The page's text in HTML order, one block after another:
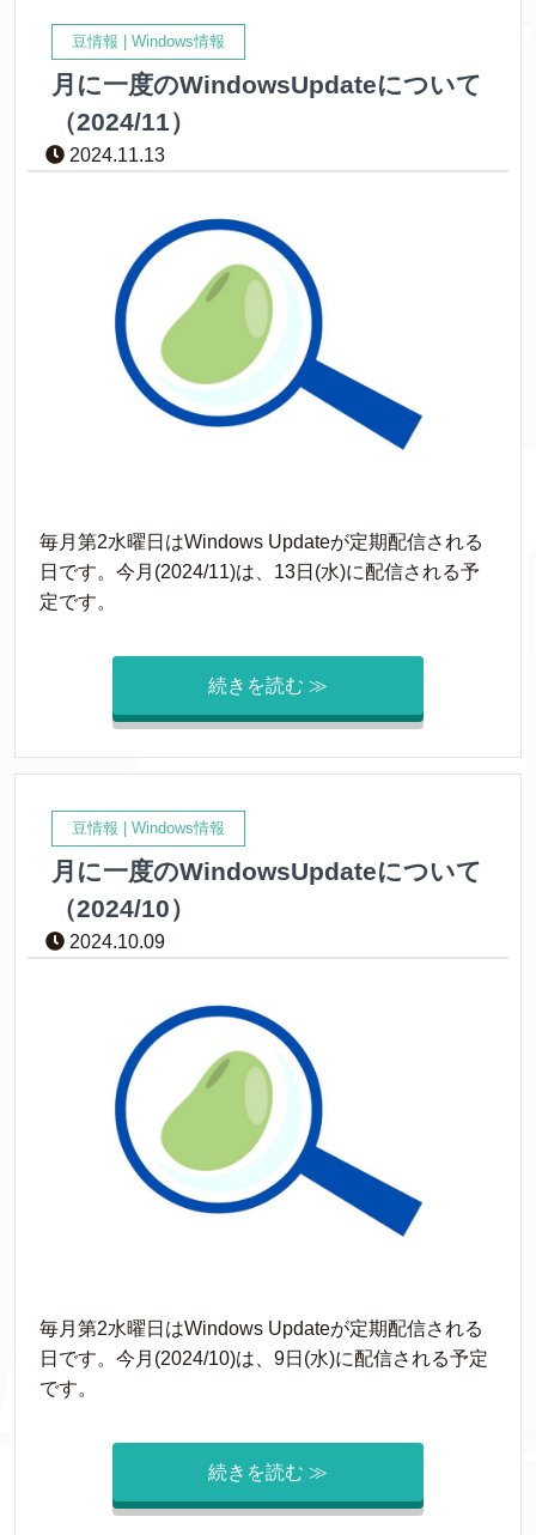
豆情報 Windows情報
月に一度のWindowsUpdateについて
（2024/11）
2024.11.13
毎月第2水曜日はWindows Updateが定期配信される
日です。今月(2024/11)は、13日(水)に配信される予
定です。
続きを読む ≫
豆情報 Windows情報
月に一度のWindowsUpdateについて
（2024/10）
2024.10.09
毎月第2水曜日はWindows Updateが定期配信される
日です。今月(2024/10)は、9日(水)に配信される予定
です。
続きを読む ≫